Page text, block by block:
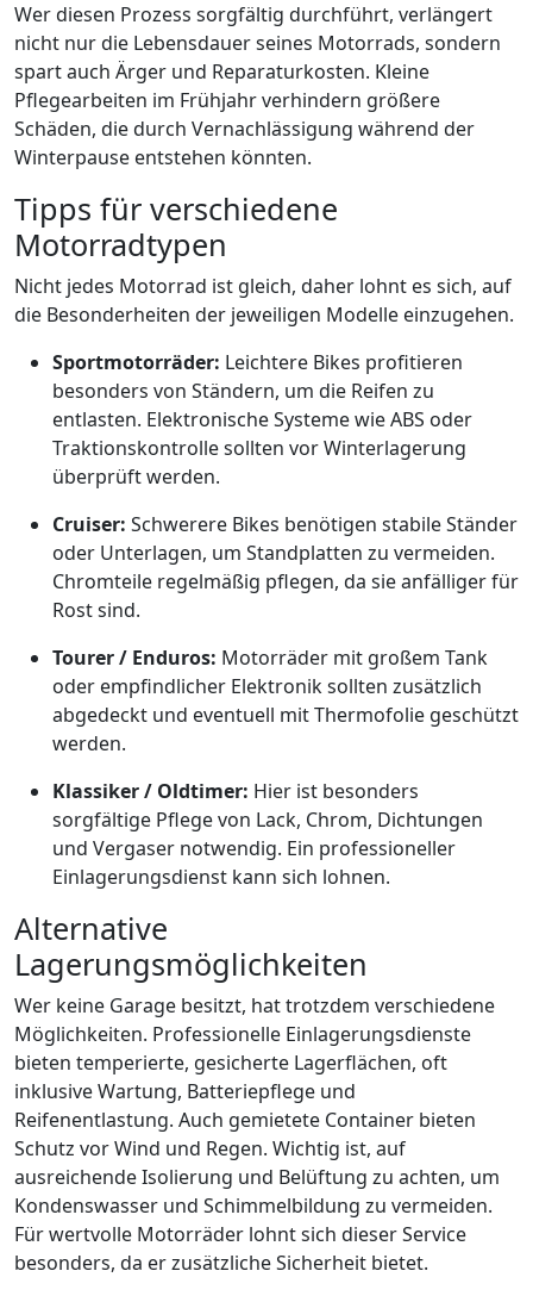
Wer diesen Prozess sorgfältig durchführt, verlängert
nicht nur die Lebensdauer seines Motorrads, sondern
spart auch Ärger und Reparaturkosten. Kleine
Pflegearbeiten im Frühjahr verhindern größere
Schäden, die durch Vernachlässigung während der
Winterpause entstehen könnten.
Tipps für verschiedene
Motorradtypen
Nicht jedes Motorrad ist gleich, daher lohnt es sich, auf
die Besonderheiten der jeweiligen Modelle einzugehen.
Sportmotorräder: Leichtere Bikes profitieren
besonders von Ständern, um die Reifen zu
entlasten. Elektronische Systeme wie ABS oder
Traktionskontrolle sollten vor Winterlagerung
überprüft werden.
Cruiser: Schwerere Bikes benötigen stabile Ständer
oder Unterlagen, um Standplatten zu vermeiden.
Chromteile regelmäßig pflegen, da sie anfälliger für
Rost sind.
Tourer / Enduros: Motorräder mit großem Tank
oder empfindlicher Elektronik sollten zusätzlich
abgedeckt und eventuell mit Thermofolie geschützt
werden.
Klassiker / Oldtimer: Hier ist besonders
sorgfältige Pflege von Lack, Chrom, Dichtungen
und Vergaser notwendig. Ein professioneller
Einlagerungsdienst kann sich lohnen.
Alternative
Lagerungsmöglichkeiten
Wer keine Garage besitzt, hat trotzdem verschiedene
Möglichkeiten. Professionelle Einlagerungsdienste
bieten temperierte, gesicherte Lagerflächen, oft
inklusive Wartung, Batteriepflege und
Reifenentlastung. Auch gemietete Container bieten
Schutz vor Wind und Regen. Wichtig ist, auf
ausreichende Isolierung und Belüftung zu achten, um
Kondenswasser und Schimmelbildung zu vermeiden.
Für wertvolle Motorräder lohnt sich dieser Service
besonders, da er zusätzliche Sicherheit bietet.